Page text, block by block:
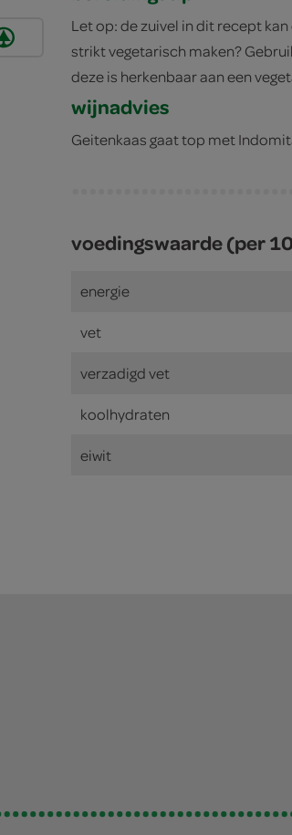
Let op: de zuivel in dit recept
strikt vegetarisch maken?
deze is herkenbaar aan een
wijnadvies
Geitenkaas gaat top met
voedingswaarde (per
energie
vet
verzadigd vet
koolhydraten
eiwit